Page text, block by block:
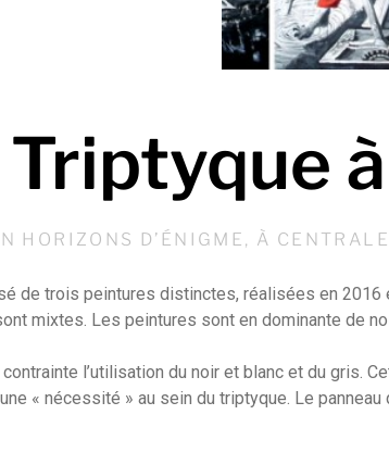
Triptyque
HORIZONS D’ÉNIGME, À
de trois peintures distinctes, réalisées en 2016
mixtes. Les peintures sont en dominante de
l’utilisation du noir et blanc et du gris.
une « nécessité » au sein du triptyque. Le panneau